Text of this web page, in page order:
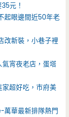
元！
起眼邊間近50年老
改新裝，小巷子裡
宵夜老店，蛋塔
超好吃，市府美
華最新排隊熱門